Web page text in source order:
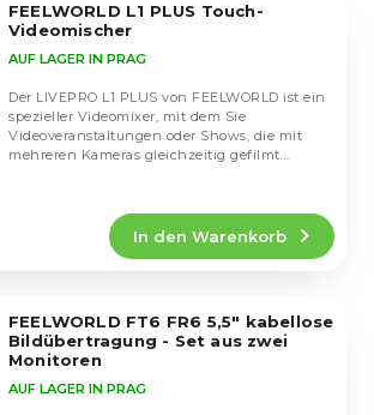
FEELWORLD L1 PLUS Touch-
Videomischer
AUF LAGER IN PRAG
In den Warenkorb
Der LIVEPRO L1 PLUS von FEELWORLD ist ein
spezieller Videomixer, mit dem Sie
Videoveranstaltungen oder Shows, die mit
mehreren Kameras gleichzeitig gefilmt
FEELWORLD FT6 FR6 5,5" kabellose
Bildübertragung - Set aus zwei
Monitoren
AUF LAGER IN PRAG